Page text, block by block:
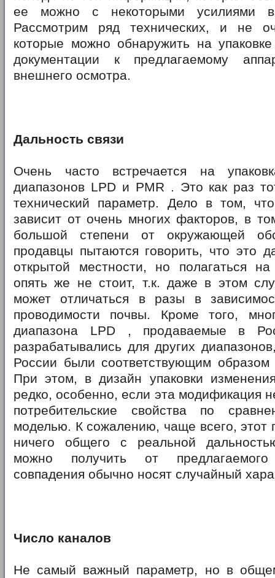
ее можно с некоторыми усилиями
Рассмотрим ряд технических, и не
которые можно обнаружить на
документации к предлагаемому
внешнего осмотра.
Дальность связи
Очень часто встречается на
диапазонов LPD и PMR . Это как раз
технический параметр. Дело в том,
зависит от очень многих факторов, в
большой степени от окружающей
продавцы пытаются говорить, что это
открытой местности, но полагаться
опять же не стоит, т.к. даже в этом
может отличаться в разы в
проводимости почвы. Кроме того,
диапазона LPD , продаваемые в
разрабатывались для других
России были соответствующим
При этом, в дизайн упаковки
редко, особенно, если эта модификация
потребительские свойства по
моделью. К сожалению, чаще всего, этот
ничего общего с реальной
можно получить от
совпадения обычно носят случайный
Число каналов
Не самый важный параметр, но в